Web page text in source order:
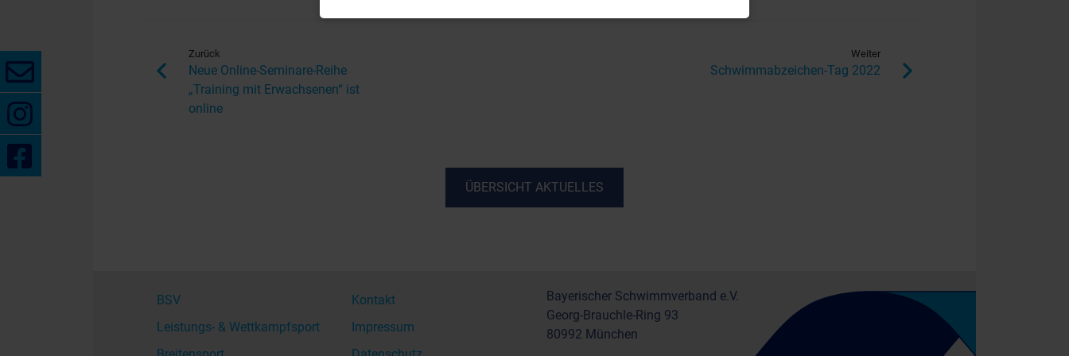
Zurück
Neue Online-Seminare-Reihe
„Training mit Erwachsenen“ ist
online
Weiter
Schwimmabzeichen-Tag 2022
ÜBERSICHT AKTUELLES
BSV
Leistungs- & Wettkampfsport
Kontakt
Impressum
Bayerischer Schwimmverband e.V.
Georg-Brauchle-Ring 93
80992 München